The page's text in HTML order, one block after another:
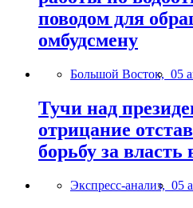
поводом для
омбудсмену
Большой Восток, 05
Тучи над
отрицание
борьбу за власть
Экспресс-анализ, 05